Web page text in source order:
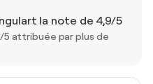
la note de 4,9/5
5 attribuée par plus de